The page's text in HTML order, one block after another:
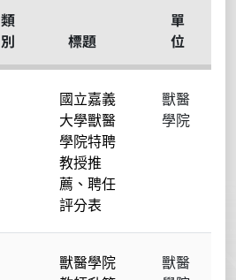
類
別
標題
單
位
國立嘉義
大學獸醫
學院特聘
教授推
薦、聘任
評分表
獸醫
學院
獸醫學院
獸醫